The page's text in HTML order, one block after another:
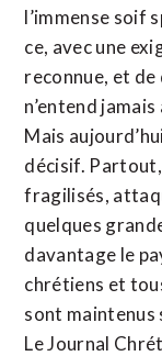
l’immense soif
ce, avec une
reconnue, et de
n’entend
Mais
décisif.
fragilisés,
quelques
davantage le
chrétiens et
sont maintenus
Le Journal